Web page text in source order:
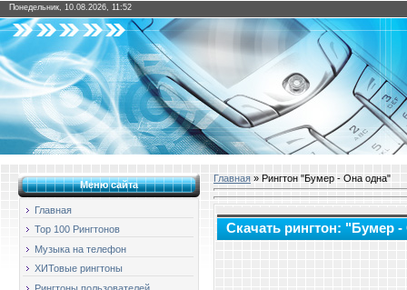
Понедельник, 10.08.2026, 11:52
Меню сайта
Главная
Top 100 Рингтонов
Музыка на телефон
ХИТовые рингтоны
Рингтоны пользователей
Главная » Рингтон "Бумер - Она одна"
Скачать рингтон: "Бумер